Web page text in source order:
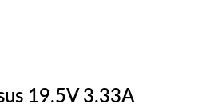
19.5V 3.33A